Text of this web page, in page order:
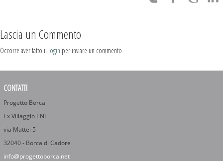
Lascia un Commento
Occorre aver fatto il login per inviare un commento
CONTATTI
Progetto Borca
Ex Villaggio ENI
via Mattei 5
32040 - Borca di Cadore
info@progettoborca.net